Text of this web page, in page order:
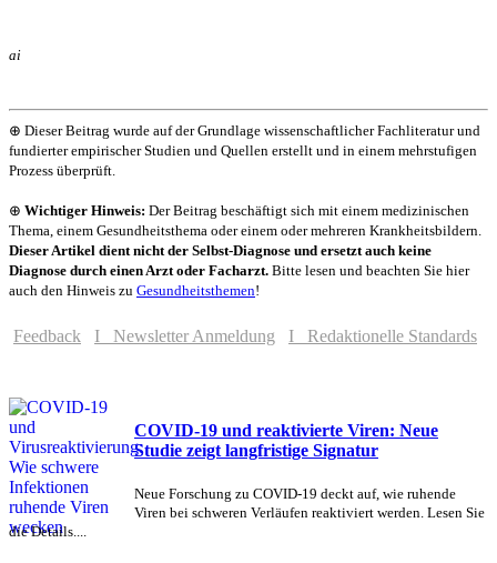
ai
⊕ Dieser Beitrag wurde auf der Grundlage wissenschaftlicher Fachliteratur und
fundierter empirischer Studien und Quellen erstellt und in einem mehrstufigen
Prozess überprüft.
⊕ Wichtiger Hinweis: Der Beitrag beschäftigt sich mit einem medizinischen
Thema, einem Gesundheitsthema oder einem oder mehreren Krankheitsbildern.
Dieser Artikel dient nicht der Selbst-Diagnose und ersetzt auch keine
Diagnose durch einen Arzt oder Facharzt. Bitte lesen und beachten Sie hier
auch den Hinweis zu Gesundheitsthemen!
Feedback I Newsletter Anmeldung I Redaktionelle Standards
COVID-19 und reaktivierte Viren: Neue
Studie zeigt langfristige Signatur
Neue Forschung zu COVID-19 deckt auf, wie ruhende
Viren bei schweren Verläufen reaktiviert werden. Lesen Sie
die Details....